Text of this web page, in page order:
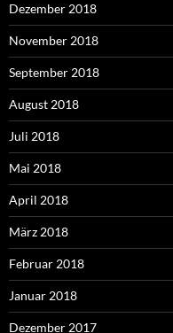
Dezember 2018
November 2018
September 2018
August 2018
Juli 2018
Mai 2018
April 2018
März 2018
Februar 2018
Januar 2018
Dezember 2017